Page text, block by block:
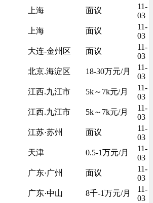
上海
面议
11-
03
上海
面议
11-
03
大连-金州区
面议
11-
03
北京.海淀区
18-30万元/月
11-
03
江西.九江市
5k～7k元/月
11-
03
江西.九江市
5k～7k元/月
11-
03
江苏·苏州
面议
11-
03
天津
0.5-1万元/月
11-
03
广东·广州
面议
11-
03
广东·中山
8千-1万元/月
11-
03